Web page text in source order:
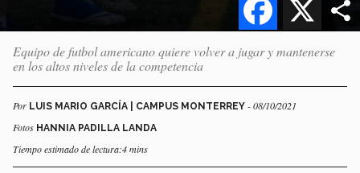
Equipo de futbol americano quiere volver a jugar y mantenerse
en los altos niveles de la competencia
Por LUIS MARIO GARCÍA | CAMPUS MONTERREY - 08/10/2021
Fotos HANNIA PADILLA LANDA
Tiempo estimado de lectura:4 mins